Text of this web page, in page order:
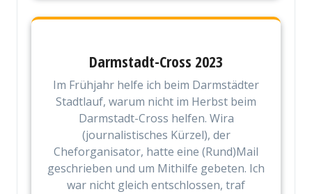
Darmstadt-Cross 2023
Im Frühjahr helfe ich beim Darmstädter
Stadtlauf, warum nicht im Herbst beim
Darmstadt-Cross helfen. Wira
(journalistisches Kürzel), der
Cheforganisator, hatte eine (Rund)Mail
geschrieben und um Mithilfe gebeten. Ich
war nicht gleich entschlossen, traf